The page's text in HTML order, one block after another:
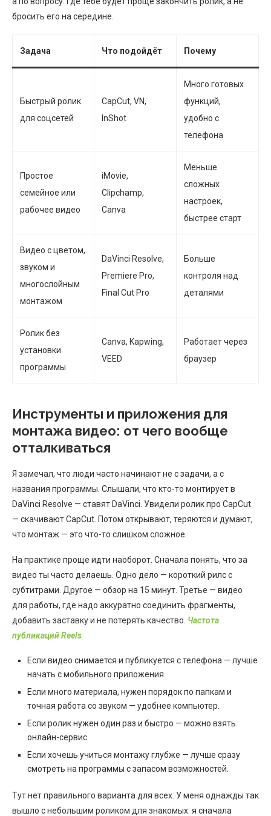
бросить его на середине.
Задача Что подойдёт Почему
Быстрый ролик
для соцсетей
CapCut, VN,
InShot
Много готовых
функций,
удобно с
телефона
Простое
семейное или
рабочее видео
iMovie,
Clipchamp,
Canva
Меньше
сложных
настроек,
быстрее старт
Видео с цветом,
звуком и
многослойным
монтажом
DaVinci Resolve,
Premiere Pro,
Final Cut Pro
Больше
контроля над
деталями
Ролик без
установки
программы
Canva, Kapwing,
VEED
Работает через
браузер
Инструменты и приложения для
монтажа видео: от чего вообще
отталкиваться
Я замечал, что люди часто начинают не с задачи, а с
названия программы. Слышали, что кто-то монтирует в
DaVinci Resolve — ставят DaVinci. Увидели ролик про CapCut
— скачивают CapCut. Потом открывают, теряются и думают,
что монтаж — это что-то слишком сложное.
На практике проще идти наоборот. Сначала понять, что за
видео ты часто делаешь. Одно дело — короткий рилс с
субтитрами. Другое — обзор на 15 минут. Третье — видео
для работы, где надо аккуратно соединить фрагменты,
добавить заставку и не потерять качество. Частота
публикаций Reels
Если видео снимается и публикуется с телефона — лучше
начать с мобильного приложения.
Если много материала, нужен порядок по папкам и
точная работа со звуком — удобнее компьютер.
Если ролик нужен один раз и быстро — можно взять
онлайн-сервис.
Если хочешь учиться монтажу глубже — лучше сразу
смотреть на программы с запасом возможностей.
Тут нет правильного варианта для всех. У меня однажды так
вышло с небольшим роликом для знакомых: я сначала